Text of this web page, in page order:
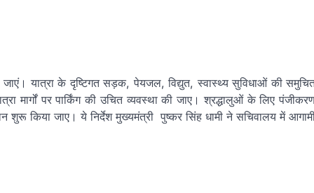
यात्रा के दृष्टिगत सड़क, पेयजल, विद्युत, स्वास्थ्य सुविधाओं की
मार्गों पर पार्किंग की उचित व्यवस्था की जाए। श्रद्धालुओं के लिए
शुरू किया जाए। ये निर्देश मुख्यमंत्री पुष्कर सिंह धामी ने सचिवालय में